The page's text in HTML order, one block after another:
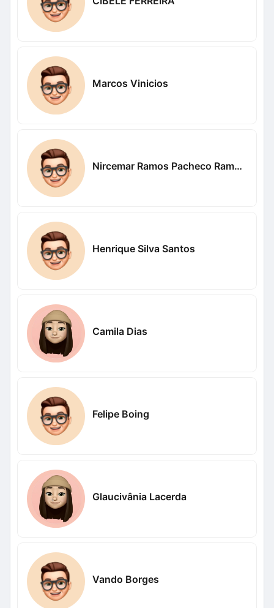
Marcos Vinicios
Nircemar Ramos Pacheco Ramos Pacheco
Henrique Silva Santos
Camila Dias
Felipe Boing
Glaucivânia Lacerda
Vando Borges